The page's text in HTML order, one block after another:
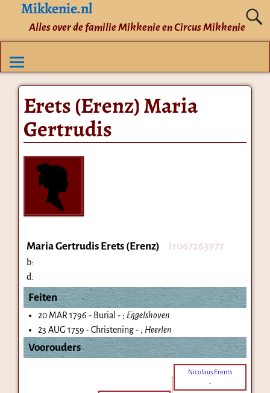
Mikkenie.nl
Alles over de familie Mikkenie en Circus Mikkenie
Erets (Erenz) Maria
Gertrudis
Maria Gertrudis Erets (Erenz) I1067263977
b:
d:
Feiten
20 MAR 1796 - Burial - ; Eijgelshoven
23 AUG 1759 - Christening - ; Heerlen
Voorouders
Nicolaus Erents
-